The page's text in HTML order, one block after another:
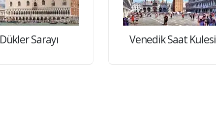
Dükler Sarayı Venedik Saat Kulesi